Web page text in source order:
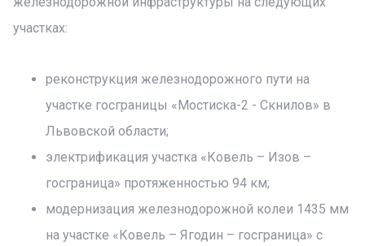
участках:
реконструкция железнодорожного пути на
участке госграницы «Мостиска-2 - Скнилов» в
Львовской области;
электрификация участка «Ковель – Изов –
госграница» протяженностью 94 км;
модернизация железнодорожной колеи 1435 мм
на участке «Ковель – Ягодин – госграница» с